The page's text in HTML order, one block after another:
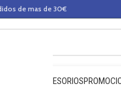
de mas de 30€
ACCESORIOS